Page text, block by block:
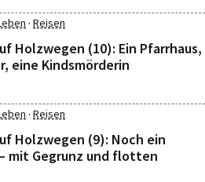
· Reisen
Holzwegen (10): Ein Pfarrhaus,
eine Kindsmörderin
· Reisen
Holzwegen (9): Noch ein
mit Gegrunz und flotten